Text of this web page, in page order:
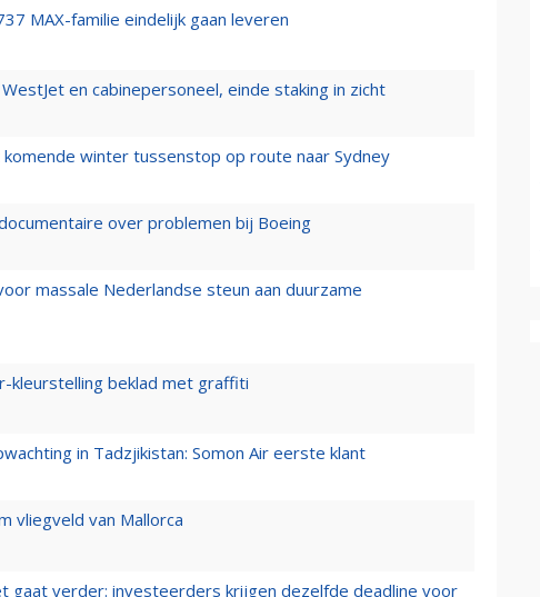
MAX-familie eindelijk gaan leveren
en cabinepersoneel, einde staking in zicht
winter tussenstop op route naar Sydney
over problemen bij Boeing
massale Nederlandse steun aan duurzame
kleurstelling beklad met graffiti
in Tadzjikistan: Somon Air eerste klant
vliegveld van Mallorca
gaat verder: investeerders krijgen dezelfde deadline voor